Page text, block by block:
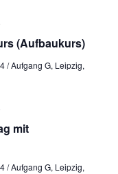
(Aufbaukurs)
/ Aufgang G, Leipzig,
mit
/ Aufgang G, Leipzig,